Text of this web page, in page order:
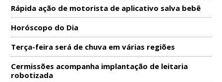
Rápida ação de motorista de aplicativo salva bebê
Horóscopo do Dia
Terça-feira será de chuva em várias regiões
Cermissões acompanha implantação de leitaria
robotizada